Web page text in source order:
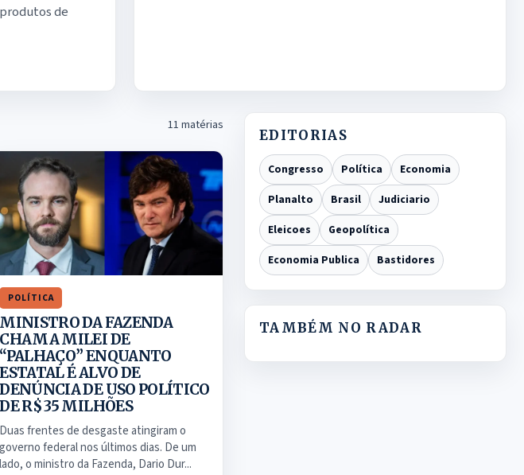
de
11 matérias
POLÍTICA
MINISTRO DA FAZENDA
CHAMA MILEI DE
“PALHAÇO” ENQUANTO
ESTATAL É ALVO DE
DENÚNCIA DE USO POLÍTICO
DE R$ 35 MILHÕES
Duas frentes de desgaste atingiram o
governo federal nos últimos dias. De um
lado, o ministro da Fazenda, Dario Dur...
EDITORIAS
Congresso Política
Economia
Planalto
Brasil
Judiciario
Eleicoes
Geopolítica
Economia Publica
Bastidores
TAMBÉM NO RADAR